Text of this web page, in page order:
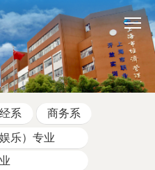
系 商务系
乐）专业